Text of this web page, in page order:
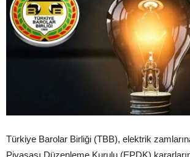
Türkiye Barolar Birliği (TBB), elektrik
Piyasası Düzenleme Kurulu (EPDK)